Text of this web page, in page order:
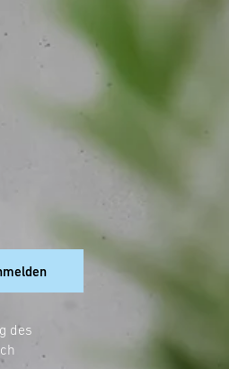
für höhere
und
Bestelle noch
des